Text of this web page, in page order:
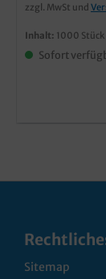
zzgl. MwSt und
Inhalt: 1000 Stück
Sofort
Sitemap